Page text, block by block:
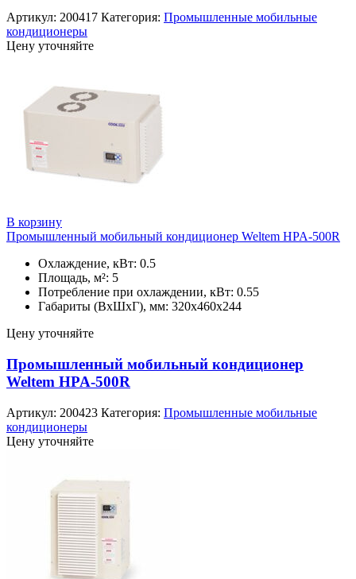
Артикул: 200417 Категория: Промышленные мобильные
кондиционеры
Цену уточняйте
В корзину
Промышленный мобильный кондиционер Weltem HPA-500R
Охлаждение, кВт: 0.5
Площадь, м²: 5
Потребление при охлаждении, кВт: 0.55
Габариты (ВхШхГ), мм: 320х460х244
Цену уточняйте
Промышленный мобильный кондиционер
Weltem HPA-500R
Артикул: 200423 Категория: Промышленные мобильные
кондиционеры
Цену уточняйте